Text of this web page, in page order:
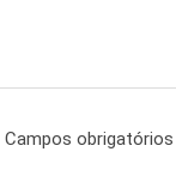
Campos obrigatórios